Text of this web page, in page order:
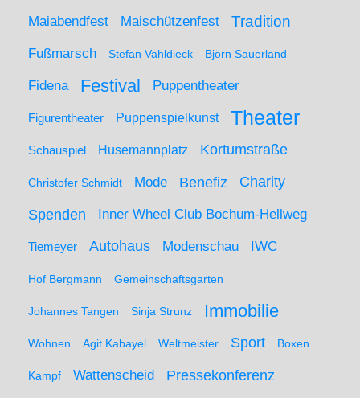
Maiabendfest
Maischützenfest Tradition
Fußmarsch Stefan Vahldieck Björn Sauerland
Fidena Festival Puppentheater
Figurentheater Puppenspielkunst Theater
Schauspiel Husemannplatz Kortumstraße
Christofer Schmidt Mode Benefiz Charity
Spenden Inner Wheel Club Bochum-Hellweg
Tiemeyer Autohaus Modenschau IWC
Hof Bergmann Gemeinschaftsgarten
Johannes Tangen Sinja Strunz Immobilie
Wohnen Agit Kabayel Weltmeister Sport Boxen
Kampf Wattenscheid Pressekonferenz